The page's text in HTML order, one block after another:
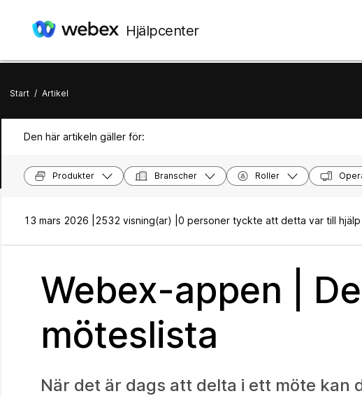
Hjälpcenter
Start / Artikel
Den här artikeln gäller för:
Produkter Branscher Roller
13 mars 2026 | 2532 visning(ar) | 0 personer tyckte att detta var till hjälp
Webex-appen |
möteslista
När det är dags att delta i ett möte kan